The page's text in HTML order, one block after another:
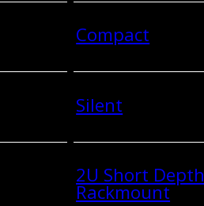
Compact
Silent
2U Short Depth
Rackmount